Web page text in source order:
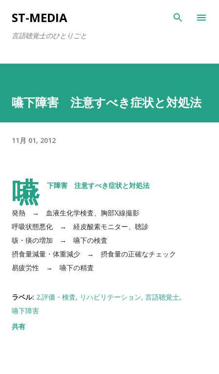
スキップしてメイン コンテンツに移動
ST-MEDIA
言語聴覚士のひとりごと
嚥下障害 注意すべき症状と対処法
11月 01, 2012
嚥 下障害 注意すべき症状と対処法
発熱 → 血液生化学検査、胸部X線撮影
呼吸状態悪化 → 経皮酸素モニター、聴診
咳・痰の増加 → 嚥下の検査
摂食量減量・体重減少 → 摂食量の正確なチェック
易疲労性 → 嚥下の精査
ラベル: 2.評価・検査 リハビリテーション 言語聴覚士
嚥下障害
共有